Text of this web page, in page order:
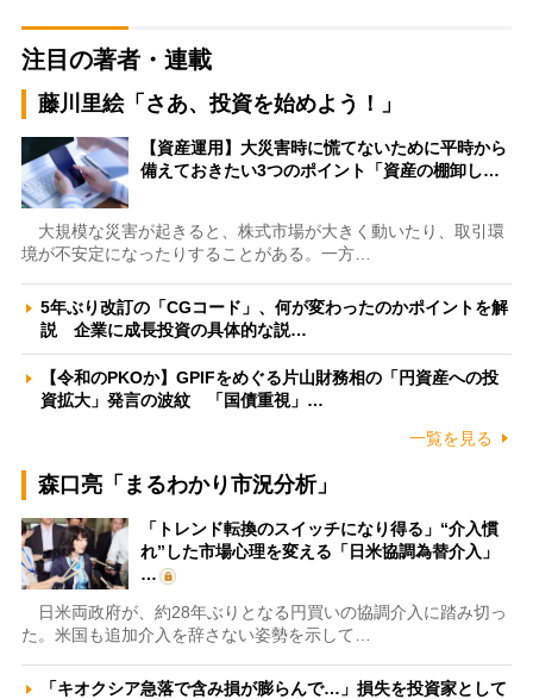
注目の著者・連載
藤川里絵「さあ、投資を始めよう！」
【資産運用】大災害時に慌てないために平時から
備えておきたい3つのポイント「資産の棚卸し…
大規模な災害が起きると、株式市場が大きく動いたり、取引環
境が不安定になったりすることがある。一方…
5年ぶり改訂の「CGコード」、何が変わったのかポイントを解
説 企業に成長投資の具体的な説…
【令和のPKOか】GPIFをめぐる片山財務相の「円資産への投
資拡大」発言の波紋 「国債重視」…
一覧を見る
森口亮「まるわかり市況分析」
「トレンド転換のスイッチになり得る」“介入慣
れ”した市場心理を変える「日米協調為替介入」
…
日米両政府が、約28年ぶりとなる円買いの協調介入に踏み切っ
た。米国も追加介入を辞さない姿勢を示して…
「キオクシア急落で含み損が膨らんで…」損失を投資家として